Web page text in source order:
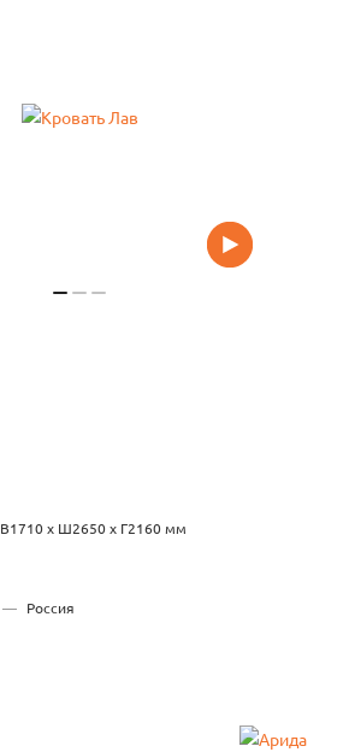
В1710 x Ш2650 x Г2160 мм
— Россия